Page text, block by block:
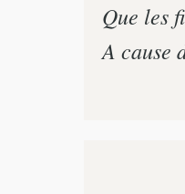
Que les
A cause